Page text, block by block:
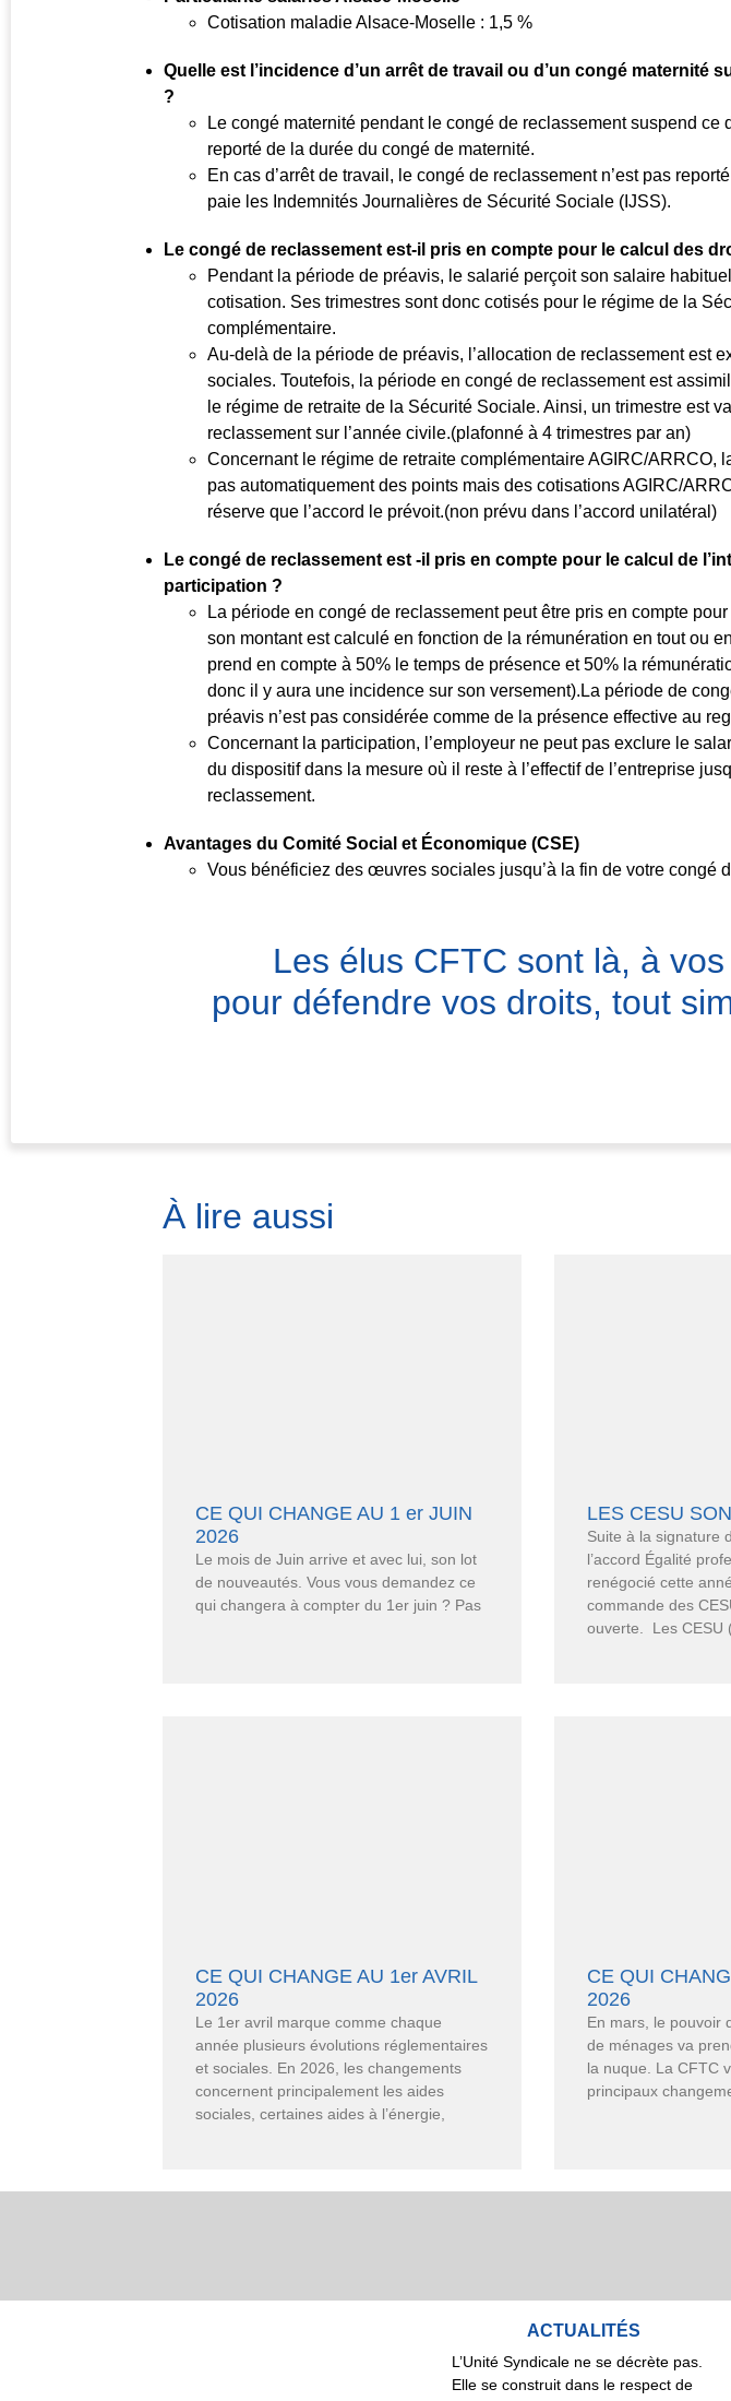
Cotisation maladie Alsace-Moselle : 1,5 %
Quelle est l’incidence d’un arrêt de travail ou d’un congé maternité
?
Le congé maternité pendant le congé de reclassement suspend ce
reporté de la durée du congé de maternité.
En cas d’arrêt de travail, le congé de reclassement n’est pas
paie les Indemnités Journalières de Sécurité Sociale (IJSS).
Le congé de reclassement est-il pris en compte pour le calcul des
Pendant la période de préavis, le salarié perçoit son salaire
cotisation. Ses trimestres sont donc cotisés pour le régime de la
complémentaire.
Au-delà de la période de préavis, l’allocation de reclassement est
sociales. Toutefois, la période en congé de reclassement est
le régime de retraite de la Sécurité Sociale. Ainsi, un trimestre est
reclassement sur l’année civile.(plafonné à 4 trimestres par an)
Concernant le régime de retraite complémentaire AGIRC/ARRCO,
pas automatiquement des points mais des cotisations AGIRC/
réserve que l’accord le prévoit.(non prévu dans l’accord unilatéral)
Le congé de reclassement est -il pris en compte pour le calcul de
participation ?
La période en congé de reclassement peut être pris en compte
son montant est calculé en fonction de la rémunération en tout ou
prend en compte à 50% le temps de présence et 50% la
donc il y aura une incidence sur son versement).La période de
préavis n’est pas considérée comme de la présence effective au
Concernant la participation, l’employeur ne peut pas exclure le
du dispositif dans la mesure où il reste à l’effectif de l’entreprise
reclassement.
Avantages du Comité Social et Économique (CSE)
Vous bénéficiez des œuvres sociales jusqu’à la fin de votre congé
Les élus CFTC sont là, à
pour défendre vos droits, tout
À lire aussi
CE QUI CHANGE AU 1 er JUIN
2026
Le mois de Juin arrive et avec lui, son lot
de nouveautés. Vous vous demandez ce
qui changera à compter du 1er juin ? Pas
LES CESU
Suite à la signature
l’accord Égalité
renégocié cette
commande des
ouverte. Les CESU
CE QUI CHANGE AU 1er AVRIL
2026
Le 1er avril marque comme chaque
année plusieurs évolutions réglementaires
et sociales. En 2026, les changements
concernent principalement les aides
sociales, certaines aides à l’énergie,
CE QUI
2026
En mars, le pouvoir
de ménages va
la nuque. La CFTC
principaux
ACTUALITÉS
L’Unité Syndicale ne se décrète pas.
Elle se construit dans le respect de